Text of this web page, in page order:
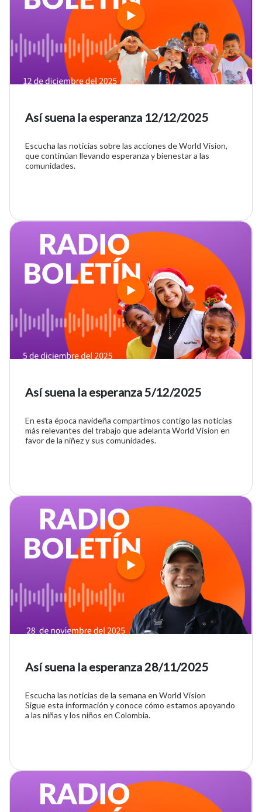
Así suena la esperanza 12/12/2025
Escucha las noticias sobre las acciones de World Vision,
que continúan llevando esperanza y bienestar a las
comunidades.
Así suena la esperanza 5/12/2025
En esta época navideña compartimos contigo las noticias
más relevantes del trabajo que adelanta World Vision en
favor de la niñez y sus comunidades.
Así suena la esperanza 28/11/2025
Escucha las noticias de la semana en World Vision
Sigue esta información y conoce cómo estamos apoyando
a las niñas y los niños en Colombia.